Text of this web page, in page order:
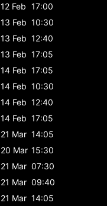
12 Feb 17:00
13 Feb 10:30
13 Feb 12:40
13 Feb 17:05
14 Feb 17:05
14 Feb 10:30
14 Feb 12:40
14 Feb 17:05
21 Mar 14:05
20 Mar 15:30
21 Mar 07:30
21 Mar 09:40
21 Mar 14:05